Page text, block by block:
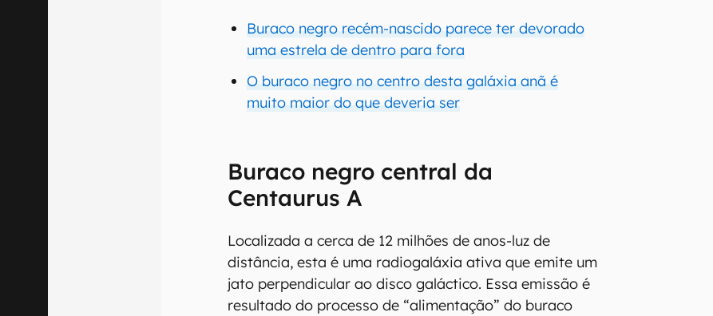
Buraco negro recém-nascido parece ter devorado
uma estrela de dentro para fora
O buraco negro no centro desta galáxia anã é
muito maior do que deveria ser
Buraco negro central da
Centaurus A
Localizada a cerca de 12 milhões de anos-luz de
distância, esta é uma radiogaláxia ativa que emite um
jato perpendicular ao disco galáctico. Essa emissão é
resultado do processo de “alimentação” do buraco